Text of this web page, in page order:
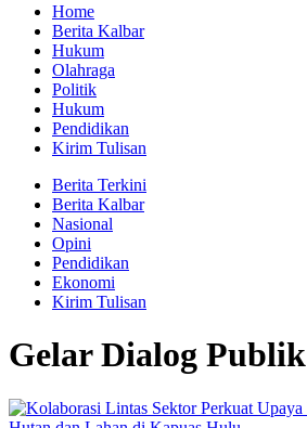
Home
Berita Kalbar
Hukum
Olahraga
Politik
Hukum
Pendidikan
Kirim Tulisan
Berita Terkini
Berita Kalbar
Nasional
Opini
Pendidikan
Ekonomi
Kirim Tulisan
Gelar Dialog Publik